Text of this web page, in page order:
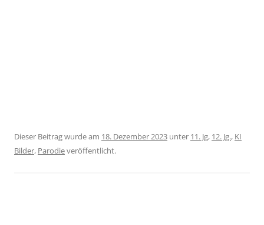
Dieser Beitrag wurde am 18. Dezember 2023 unter 11. Jg, 12. Jg., KI
Bilder, Parodieveröffentlicht.